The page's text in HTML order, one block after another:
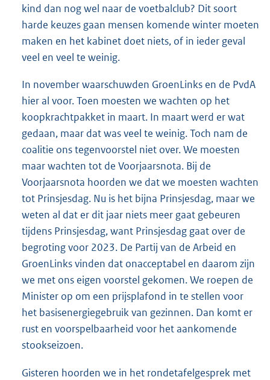
kind dan nog wel naar de voetbalclub? Dit soort
harde keuzes gaan mensen komende winter moeten
maken en het kabinet doet niets, of in ieder geval
veel en veel te weinig.
In november waarschuwden GroenLinks en de PvdA
hier al voor. Toen moesten we wachten op het
koopkrachtpakket in maart. In maart werd er wat
gedaan, maar dat was veel te weinig. Toch nam de
coalitie ons tegenvoorstel niet over. We moesten
maar wachten tot de Voorjaarsnota. Bij de
Voorjaarsnota hoorden we dat we moesten wachten
tot Prinsjesdag. Nu is het bijna Prinsjesdag, maar we
weten al dat er dit jaar niets meer gaat gebeuren
tijdens Prinsjesdag, want Prinsjesdag gaat over de
begroting voor 2023. De Partij van de Arbeid en
GroenLinks vinden dat onacceptabel en daarom zijn
we met ons eigen voorstel gekomen. We roepen de
Minister op om een prijsplafond in te stellen voor
het basisenergiegebruik van gezinnen. Dan komt er
rust en voorspelbaarheid voor het aankomende
stookseizoen.
Gisteren hoorden we in het rondetafelgesprek met